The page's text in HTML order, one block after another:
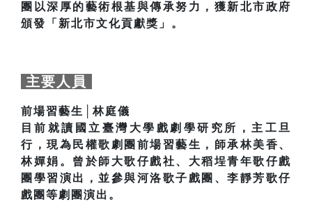
團以深厚的藝術根基與傳承努力，獲新北市政府
頒發「新北市文化貢獻獎」。
主要人員
前場習藝生│林庭儀
目前就讀國立臺灣大學戲劇學研究所，主工旦
行，現為民權歌劇團前場習藝生，師承林美香、
林嬋娟。曾於師大歌仔戲社、大稻埕青年歌仔戲
團學習演出，並參與河洛歌子戲團、李靜芳歌仔
戲團等劇團演出。